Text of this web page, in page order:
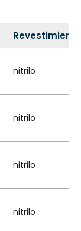
Revestimiento
nitrilo
nitrilo
nitrilo
nitrilo